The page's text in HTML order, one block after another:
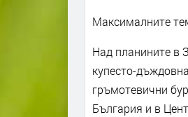
Максималните
Над планините в
купесто-
гръмотевични
България и в